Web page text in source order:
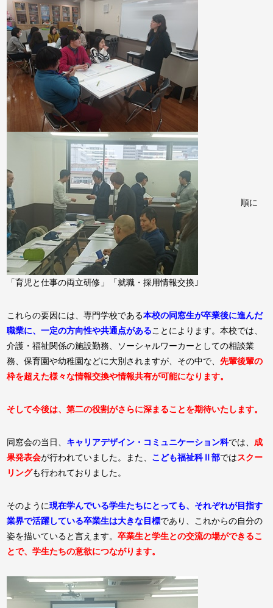
順に
「育児と仕事の両立研修」「就職・採用情報交換｣
これらの要因には、専門学校である本校の同窓生が卒業後に進んだ
職業に、一定の方向性や共通点があることによります。本校では、
介護・福祉関係の施設勤務、ソーシャルワーカーとしての相談業
務、保育園や幼稚園などに大別されますが、その中で、先輩後輩の
枠を超えた様々な情報交換や情報共有が可能になります。
そして今後は、第二の役割がさらに深まることを期待いたします。
同窓会の当日、 キャリアデザイン・コミュニケーション科では、 成
果発表会が行われていました。また、 こども福祉科Ⅱ部ではスクー
リングも行われておりました。
そのように現在学んでいる学生たちにとっても、それぞれが目指す
業界で活躍している卒業生は大きな目標であり、これからの自分の
姿を描いていると言えます。卒業生と学生との交流の場ができるこ
とで、学生たちの意欲につながります。